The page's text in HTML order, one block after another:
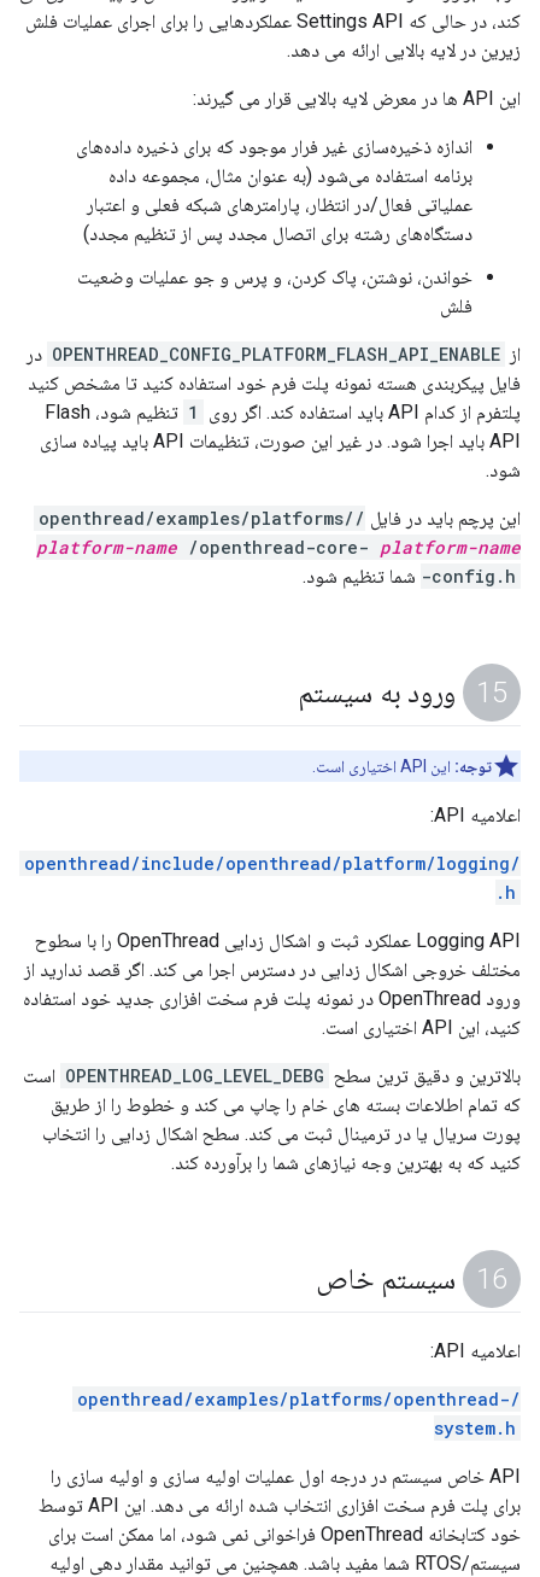
کند، در حالی که Settings API عملکردهایی را برای اجرای عملیات فلش
زیرین در لایه بالایی ارائه می دهد.
این API ها در معرض لایه بالایی قرار می گیرند:
اندازه ذخیره‌سازی غیر فرار موجود که برای ذخیره داده‌های
برنامه استفاده می‌شود (به عنوان مثال، مجموعه داده
عملیاتی فعال/در انتظار، پارامترهای شبکه فعلی و اعتبار
دستگاه‌های رشته برای اتصال مجدد پس از تنظیم مجدد)
خواندن، نوشتن، پاک کردن، و پرس و جو عملیات وضعیت
فلش
از OPENTHREAD_CONFIG_PLATFORM_FLASH_API_ENABLE در
فایل پیکربندی هسته نمونه پلت فرم خود استفاده کنید تا مشخص کنید
پلتفرم از کدام API باید استفاده کند. اگر روی
1
تنظیم شود، Flash
API باید اجرا شود. در غیر این صورت، تنظیمات API باید پیاده سازی
شود.
این پرچم باید در فایل /openthread/examples/platforms/
platform-name /openthread-core- platform-name
-config.h شما تنظیم شود.
ورود به سیستم
توجه: این API اختیاری است.
اعلامیه API:
/openthread/include/openthread/platform/logging
.h
Logging API عملکرد ثبت و اشکال زدایی OpenThread را با سطوح
مختلف خروجی اشکال زدایی در دسترس اجرا می کند. اگر قصد ندارید از
ورود OpenThread در نمونه پلت فرم سخت افزاری جدید خود استفاده
کنید، این API اختیاری است.
بالاترین و دقیق ترین سطح OPENTHREAD_LOG_LEVEL_DEBG است
که تمام اطلاعات بسته های خام را چاپ می کند و خطوط را از طریق
پورت سریال یا در ترمینال ثبت می کند. سطح اشکال زدایی را انتخاب
کنید که به بهترین وجه نیازهای شما را برآورده کند.
سیستم خاص
اعلامیه API:
/openthread/examples/platforms/openthread-
system.h
API خاص سیستم در درجه اول عملیات اولیه سازی و اولیه سازی را
برای پلت فرم سخت افزاری انتخاب شده ارائه می دهد. این API توسط
خود کتابخانه OpenThread فراخوانی نمی شود، اما ممکن است برای
سیستم/RTOS شما مفید باشد. همچنین می توانید مقدار دهی اولیه